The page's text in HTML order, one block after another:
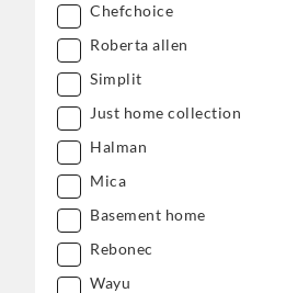
Chefchoice
Roberta allen
Simplit
Just home collection
Halman
Mica
Basement home
Rebonec
Wayu